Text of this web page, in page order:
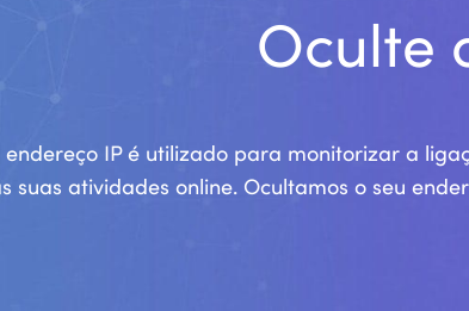
Oculte
endereço IP é utilizado para monitorizar a
suas atividades online. Ocultamos o seu